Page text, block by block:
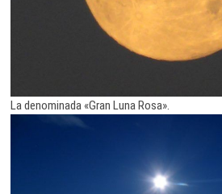
La denominada «Gran Luna Rosa».